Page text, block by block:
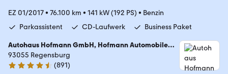
EZ 01/2017• 76.100 km • 141 kW (192 PS) • Benzin
Parkassistent
CD-Laufwerk Business Paket
Autohaus Hofmann GmbH, Hofmann Automobile
Ostbayern
93055 Regensburg
4.7 Sterne
(891)